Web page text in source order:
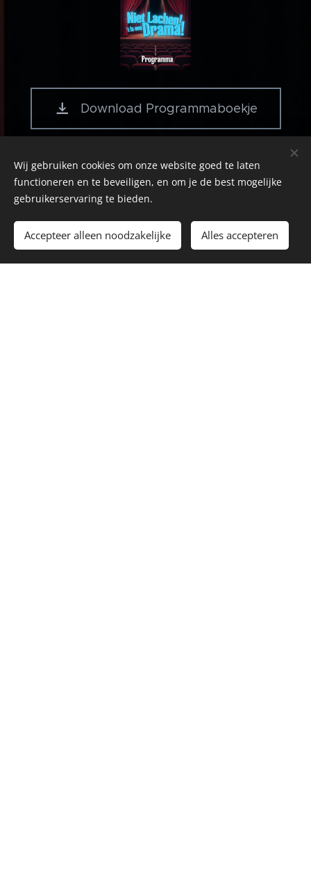
Download Programmaboekje
Fotoalbum
Wij gebruiken cookies om onze website goed te laten
functioneren en te beveiligen, en om je de best mogelijke
gebruikerservaring te bieden.
Accepteer alleen noodzakelijke Alles accepteren